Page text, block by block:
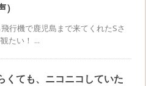
行機で鹿児島まで来てくれたSさ
たい！ ...
くても、ニコニコしていた